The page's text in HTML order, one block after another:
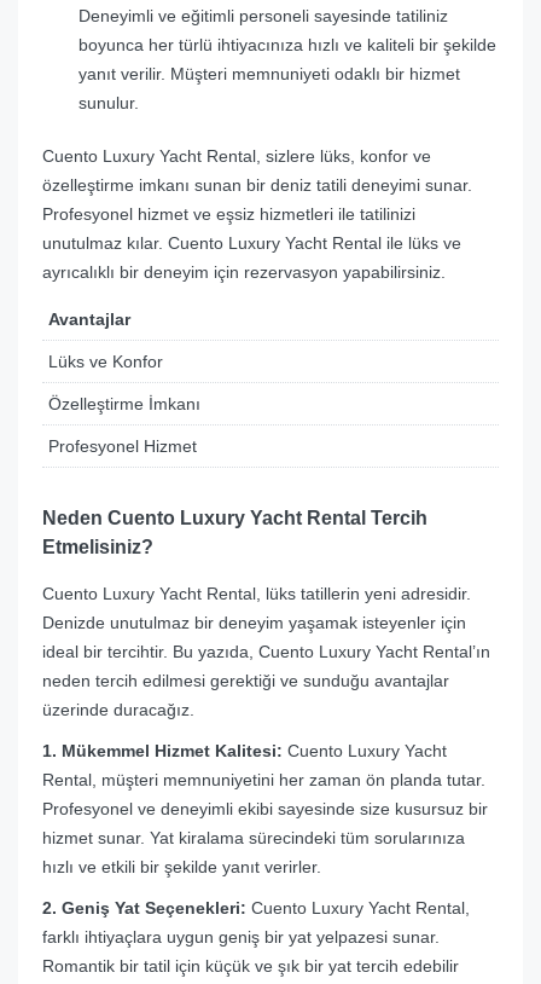
Deneyimli ve eğitimli personeli sayesinde tatiliniz
boyunca her türlü ihtiyacınıza hızlı ve kaliteli bir şekilde
yanıt verilir. Müşteri memnuniyeti odaklı bir hizmet
sunulur.
Cuento Luxury Yacht Rental, sizlere lüks, konfor ve
özelleştirme imkanı sunan bir deniz tatili deneyimi sunar.
Profesyonel hizmet ve eşsiz hizmetleri ile tatilinizi
unutulmaz kılar. Cuento Luxury Yacht Rental ile lüks ve
ayrıcalıklı bir deneyim için rezervasyon yapabilirsiniz.
Avantajlar
Lüks ve Konfor
Özelleştirme İmkanı
Profesyonel Hizmet
Neden Cuento Luxury Yacht Rental Tercih
Etmelisiniz?
Cuento Luxury Yacht Rental, lüks tatillerin yeni adresidir.
Denizde unutulmaz bir deneyim yaşamak isteyenler için
ideal bir tercihtir. Bu yazıda, Cuento Luxury Yacht Rental’ın
neden tercih edilmesi gerektiği ve sunduğu avantajlar
üzerinde duracağız.
1. Mükemmel Hizmet Kalitesi: Cuento Luxury Yacht
Rental, müşteri memnuniyetini her zaman ön planda tutar.
Profesyonel ve deneyimli ekibi sayesinde size kusursuz bir
hizmet sunar. Yat kiralama sürecindeki tüm sorularınıza
hızlı ve etkili bir şekilde yanıt verirler.
2. Geniş Yat Seçenekleri: Cuento Luxury Yacht Rental,
farklı ihtiyaçlara uygun geniş bir yat yelpazesi sunar.
Romantik bir tatil için küçük ve şık bir yat tercih edebilir